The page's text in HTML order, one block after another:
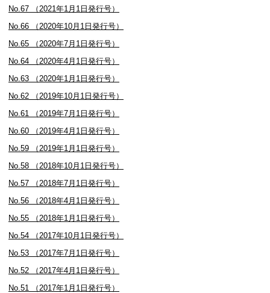
No.67 （2021年1月1日発行号）
No.66 （2020年10月1日発行号）
No.65 （2020年7月1日発行号）
No.64 （2020年4月1日発行号）
No.63 （2020年1月1日発行号）
No.62 （2019年10月1日発行号）
No.61 （2019年7月1日発行号）
No.60 （2019年4月1日発行号）
No.59 （2019年1月1日発行号）
No.58 （2018年10月1日発行号）
No.57 （2018年7月1日発行号）
No.56 （2018年4月1日発行号）
No.55 （2018年1月1日発行号）
No.54 （2017年10月1日発行号）
No.53 （2017年7月1日発行号）
No.52 （2017年4月1日発行号）
No.51 （2017年1月1日発行号）